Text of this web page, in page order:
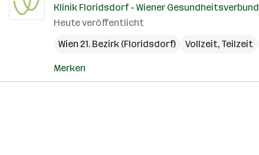
Klinik Floridsdorf - Wiener Gesundheitsverbund
Heute veröffentlicht
Wien 21. Bezirk (Floridsdorf)
Vollzeit, Teilzeit
Merken